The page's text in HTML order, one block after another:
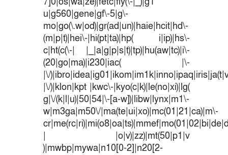
u|g560|gene|gf\-5|g\-
mo|go(\.w|od)|gr(ad|un)|haie|hcit|hd\-
(m|p|t)|hei\-|hi(pt|ta)|hp( i|ip)|hs\-
c|ht(c(\-| |_|a|g|p|s|t)|tp)|hu(aw|tc)|i\-
(20|go|ma)|i230|iac( |\-
|\/
|\/)|klon|kpt |kwc\-|kyo(c|k)|le(no|xi)|lg(
g|\/(k|l|u)|50|54|\-[a-w])|libw|lynx|m1\-
w|m3ga|m50\/|ma(te|ui|xo)|mc(01|21|ca)|m\-
| |o|v)|zz)|mt(50|p1|v
)|mwbp|mywa|n10[0-2]|n20[2-